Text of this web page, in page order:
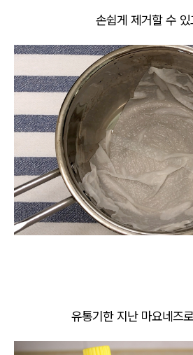
손쉽게 제거할 수 있
유통기한 지난 마요네즈